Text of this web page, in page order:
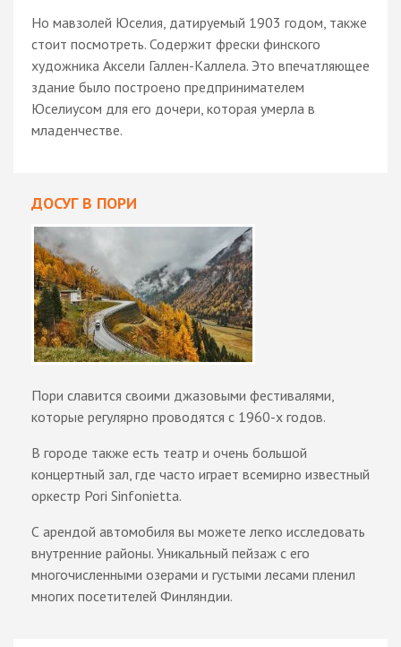
Но мавзолей Юселия, датируемый 1903 годом, также
стоит посмотреть. Содержит фрески финского
художника Аксели Галлен-Каллела. Это впечатляющее
здание было построено предпринимателем
Юселиусом для его дочери, которая умерла в
младенчестве.
ДОСУГ В ПОРИ
Пори славится своими джазовыми фестивалями,
которые регулярно проводятся с 1960-х годов.
В городе также есть театр и очень большой
концертный зал, где часто играет всемирно известный
оркестр Pori Sinfonietta.
С арендой автомобиля вы можете легко исследовать
внутренние районы. Уникальный пейзаж с его
многочисленными озерами и густыми лесами пленил
многих посетителей Финляндии.